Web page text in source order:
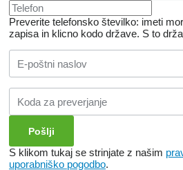
Preverite telefonsko številko: imeti
zapisa in klicno kodo države. S to
S klikom tukaj se strinjate z našim
uporabniško pogodbo.